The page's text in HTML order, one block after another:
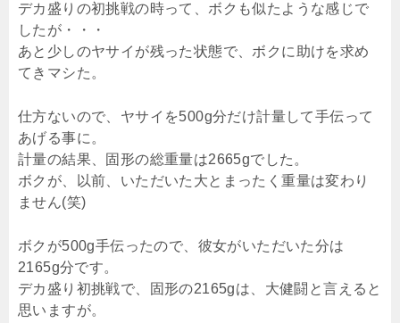
デカ盛りの初挑戦の時って、ボクも似たような感じで
したが・・・
あと少しのヤサイが残った状態で、ボクに助けを求め
てきマシた。
仕方ないので、ヤサイを500g分だけ計量して手伝って
あげる事に。
計量の結果、固形の総重量は2665gでした。
ボクが、以前、いただいた大とまったく重量は変わり
ません(笑)
ボクが500g手伝ったので、彼女がいただいた分は
2165g分です。
デカ盛り初挑戦で、固形の2165gは、大健闘と言えると
思いますが。